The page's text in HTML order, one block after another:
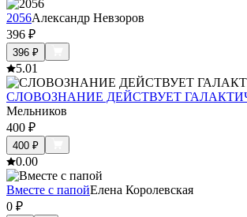
2056Александр Невзоров
396 ₽
396 ₽
5.01
СЛОВОЗНАНИЕ ДЕЙСТВУЕТ
Мельников
400 ₽
400 ₽
0.00
Вместе с папойЕлена Королевская
0 ₽